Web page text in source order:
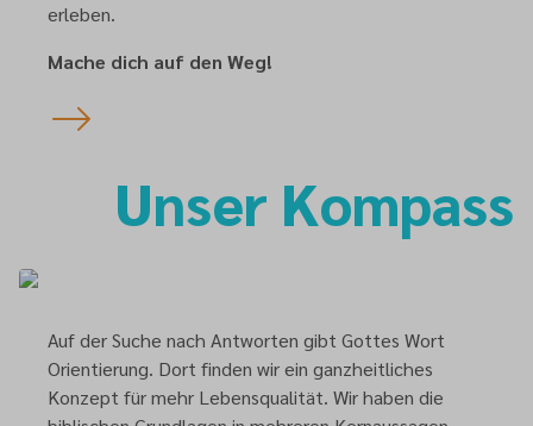
erleben.
Mache dich auf den Weg!
Unser Kompass
Auf der Suche nach Antworten gibt Gottes Wort
Orientierung. Dort finden wir ein ganzheitliches
Konzept für mehr Lebensqualität. Wir haben die